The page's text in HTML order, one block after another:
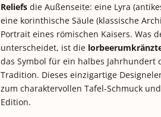
Reliefsdie Außenseite: eine Lyra
eine korinthische Säule (klassische
Portrait eines römischen Kaisers. Was
unterscheidet, ist die
das Symbol für ein halbes Jahrhundert
Tradition. Dieses einzigartige
zum charaktervollen Tafel-Schmuck
Edition.